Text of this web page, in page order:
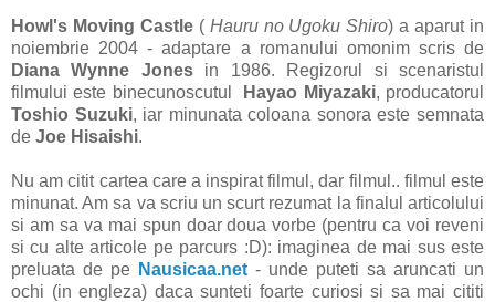
Howl's Moving Castle( Hauru no Ugoku Shiro) a aparut in
noiembrie 2004 - adaptare a romanului omonim scris de
Diana Wynne Jonesin 1986. Regizorul si scenaristul
filmului este binecunoscutul
Hayao Miyazaki, producatorul
Toshio Suzuki, iar minunata coloana sonora este semnata
de Joe Hisaishi.
Nu am citit cartea care a inspirat filmul, dar filmul.. filmul este
minunat. Am sa va scriu un scurt rezumat la finalul articolului
si am sa va mai spun doar doua vorbe (pentru ca voi reveni
si cu alte articole pe parcurs :D): imaginea de mai sus este
preluata de pe Nausicaa.net - unde puteti sa aruncati un
ochi (in engleza) daca sunteti foarte curiosi si sa mai cititi